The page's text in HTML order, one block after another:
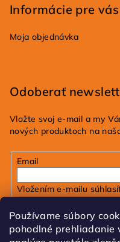
Používame súbory
pohodlné
Informácie pre vás
Moja objednávka
Odoberať
Vložte svoj e-mail a my
nových produktoch na
Email
Vložením e-mailu
Prihlásiť sa